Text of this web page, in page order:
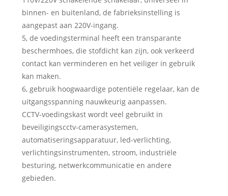
binnen- en buitenland, de fabrieksinstelling is
aangepast aan 220V-ingang.
5, de voedingsterminal heeft een transparante
beschermhoes, die stofdicht kan zijn, ook verkeerd
contact kan verminderen en het veiliger in gebruik
kan maken.
6, gebruik hoogwaardige potentiële regelaar, kan de
uitgangsspanning nauwkeurig aanpassen.
CCTV-voedingskast wordt veel gebruikt in
beveiligingscctv-camerasystemen,
automatiseringsapparatuur, led-verlichting,
verlichtingsinstrumenten, stroom, industriële
besturing, netwerkcommunicatie en andere
gebieden.